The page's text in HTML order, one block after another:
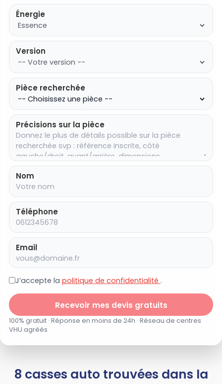
Énergie
Version
Pièce recherchée
Précisions sur la pièce
Nom
Téléphone
Email
J’accepte la politique de confidentialité .
Recevoir mes devis gratuits
100% gratuit · Réponse en moins de 24h · Réseau de centres
VHU agréés
8 casses auto trouvées dans la